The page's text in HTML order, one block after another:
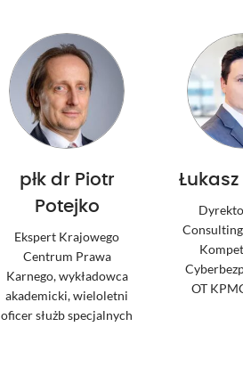
płk dr Piotr
Potejko
Ekspert Krajowego
Centrum Prawa
Karnego, wykładowca
akademicki, wieloletni
oficer służb specjalnych
OT